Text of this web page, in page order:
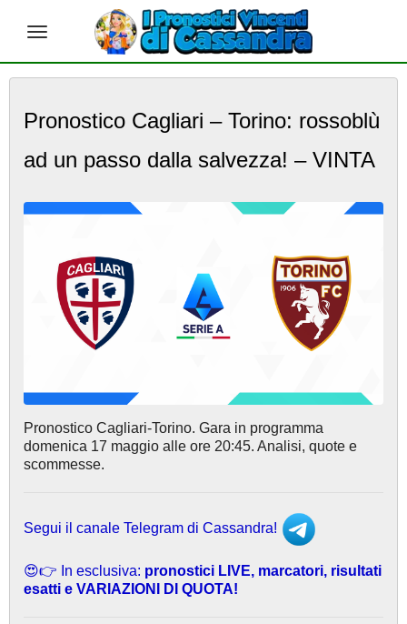
Pronostico Cagliari – Torino: rossoblù
ad un passo dalla salvezza! – VINTA
Pronostico Cagliari-Torino. Gara in programma
domenica 17 maggio alle ore 20:45. Analisi, quote e
scommesse.
Segui il canale Telegram di Cassandra!
😍👉 In esclusiva: pronostici LIVE, marcatori, risultati
esatti e VARIAZIONI DI QUOTA!